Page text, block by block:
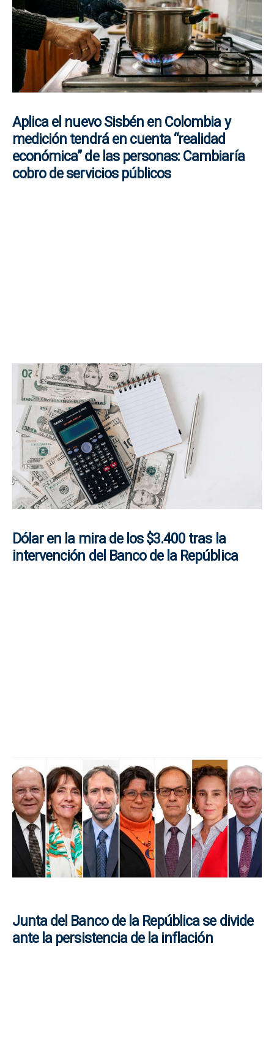
Aplica el nuevo Sisbén en Colombia y
medición tendrá en cuenta “realidad
económica” de las personas: Cambiaría
cobro de servicios públicos
Dólar en la mira de los $3.400 tras la
intervención del Banco de la República
Junta del Banco de la República se divide
ante la persistencia de la inflación